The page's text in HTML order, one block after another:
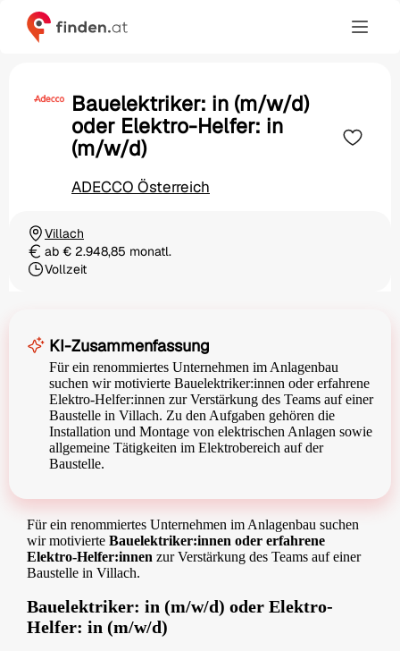
Bauelektriker: in (m/w/d)
oder Elektro-Helfer: in
(m/w/d)
ADECCO Österreich
Ortschaft
Villach
Gehaltab € 2.948,85 monatl.
Beschäftigungsart
Vollzeit
KI-Zusammenfassung
Für ein renommiertes Unternehmen im Anlagenbau
suchen wir motivierte Bauelektriker:innen oder erfahrene
Elektro-Helfer:innen zur Verstärkung des Teams auf einer
Baustelle in Villach. Zu den Aufgaben gehören die
Installation und Montage von elektrischen Anlagen sowie
allgemeine Tätigkeiten im Elektrobereich auf der
Baustelle.
Für ein renommiertes Unternehmen im Anlagenbau suchen
wir motivierte Bauelektriker:innen oder erfahrene
Elektro-Helfer:innen zur Verstärkung des Teams auf einer
Baustelle in Villach.
Bauelektriker: in (m/w/d) oder Elektro-
Helfer: in (m/w/d)